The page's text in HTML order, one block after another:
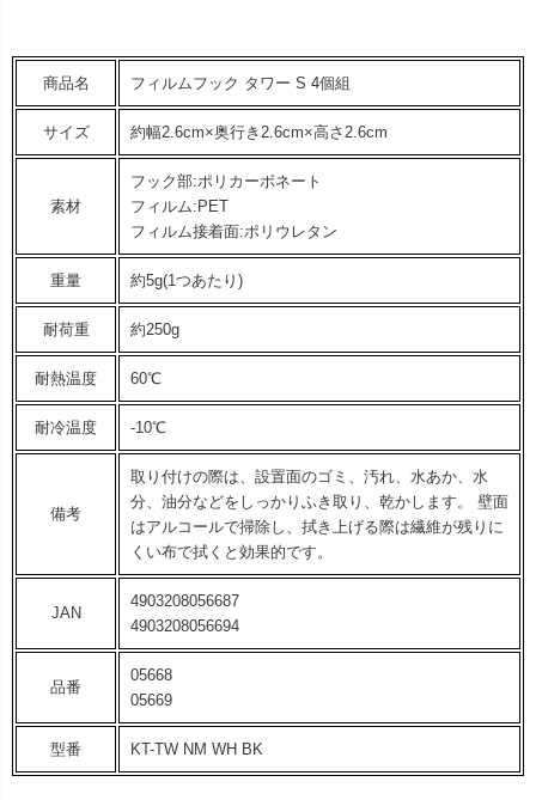
商品名 フィルムフック タワー S 4個組
サイズ 約幅2.6cm×奥行き2.6cm×高さ2.6cm
素材
フック部:ポリカーボネート
フィルム:PET
フィルム接着面:ポリウレタン
重量 約5g(1つあたり)
耐荷重 約250g
耐熱温度 60℃
耐冷温度 -10℃
備考
取り付けの際は、設置面のゴミ、汚れ、水あか、水
分、油分などをしっかりふき取り、乾かします。 壁面
はアルコールで掃除し、拭き上げる際は繊維が残りに
くい布で拭くと効果的です。
JAN
4903208056687
4903208056694
品番
05668
05669
型番 KT-TW NM WH BK